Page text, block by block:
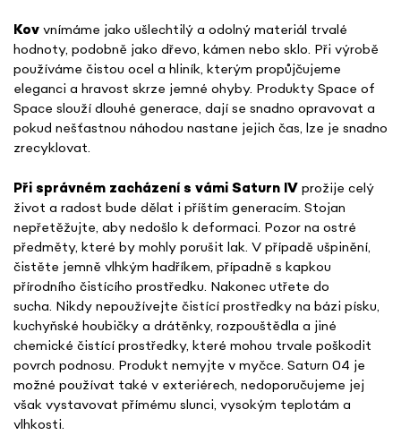
Kovvnímáme jako ušlechtilý a odolný materiál trvalé
hodnoty, podobně jako dřevo, kámen nebo sklo. Při výrobě
používáme čistou ocel a hliník, kterým propůjčujeme
eleganci a hravost skrze jemné ohyby. Produkty Space of
Space slouží dlouhé generace, dají se snadno opravovat a
pokud nešťastnou náhodou nastane jejich čas, lze je snadno
zrecyklovat.
Při správném zacházení s vámi Saturn IVprožije celý
život a radost bude dělat i příštím generacím. Stojan
nepřetěžujte, aby nedošlo k deformaci. Pozor na ostré
předměty, které by mohly porušit lak. V případě ušpinění,
čistěte jemně vlhkým hadříkem, případně s kapkou
přírodního čistícího prostředku. Nakonec utřete do
sucha. Nikdy nepoužívejte čistící prostředky na bázi písku,
kuchyňské houbičky a drátěnky, rozpouštědla a jiné
chemické čistící prostředky, které mohou trvale poškodit
povrch podnosu. Produkt nemyjte v myčce. Saturn 04 je
možné používat také v exteriérech, nedoporučujeme jej
však vystavovat přímému slunci, vysokým teplotám a
vlhkosti.